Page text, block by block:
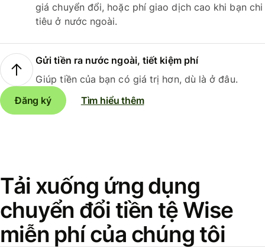
giá chuyển đổi, hoặc phí giao dịch cao khi bạn chi
tiêu ở nước ngoài.
Gửi tiền ra nước ngoài, tiết kiệm phí
Giúp tiền của bạn có giá trị hơn, dù là ở đâu.
Đăng ký
Tìm hiểu thêm
Tải xuống ứng dụng
chuyển đổi tiền tệ Wise
miễn phí của chúng tôi